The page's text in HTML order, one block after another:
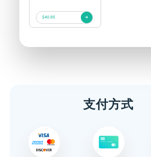
$40.95
支付方式